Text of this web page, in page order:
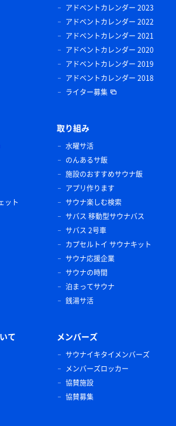
アドベントカレンダー 2023
アドベントカレンダー 2022
アドベントカレンダー 2021
アドベントカレンダー 2020
アドベントカレンダー 2019
アドベントカレンダー 2018
ライター募集
ット
取り組み
水曜サ活
のんあるサ飯
施設のおすすめサウナ飯
アプリ作ります
サウナ楽しむ検索
サバス 移動型サウナバス
サバス 2号車
カプセルトイ サウナキット
サウナ応援企業
サウナの時間
泊まってサウナ
銭湯サ活
て メンバーズ
サウナイキタイメンバーズ
メンバーズロッカー
協賛施設
協賛募集